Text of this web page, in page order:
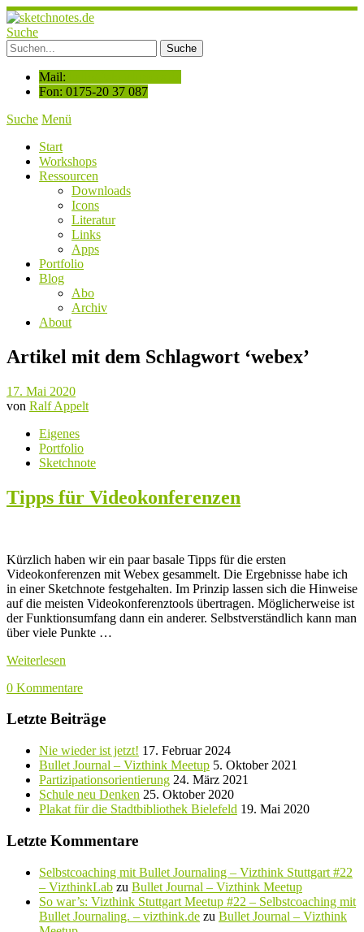
Suche
Mail:
Fon: 0175-20 37 087
Suche Menü
Start
Workshops
Ressourcen
Downloads
Icons
Literatur
Links
Apps
Portfolio
Blog
Abo
Archiv
About
Artikel mit dem Schlagwort ‘webex’
17. Mai 2020
von Ralf Appelt
Eigenes
Portfolio
Sketchnote
Tipps für Videokonferenzen
Kürzlich haben wir ein paar basale Tipps für die ersten
Videokonferenzen mit Webex gesammelt. Die Ergebnisse habe ich
in einer Sketchnote festgehalten. Im Prinzip lassen sich die Hinweise
auf die meisten Videokonferenztools übertragen. Möglicherweise ist
der Funktionsumfang dann ein anderer. Selbstverständlich kann man
über viele Punkte …
Weiterlesen
0 Kommentare
Letzte Beiträge
Nie wieder ist jetzt! 17. Februar 2024
Bullet Journal – Vizthink Meetup 5. Oktober 2021
Partizipationsorientierung 24. März 2021
Schule neu Denken 25. Oktober 2020
Plakat für die Stadtbibliothek Bielefeld 19. Mai 2020
Letzte Kommentare
Selbstcoaching mit Bullet Journaling – Vizthink Stuttgart #22
– VizthinkLab zu Bullet Journal – Vizthink Meetup
So war’s: Vizthink Stuttgart Meetup #22 – Selbstcoaching mit
Bullet Journaling. – vizthink.de zu Bullet Journal – Vizthink